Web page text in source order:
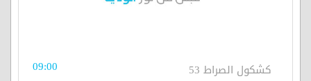
كشكول الصراط 53 09:00